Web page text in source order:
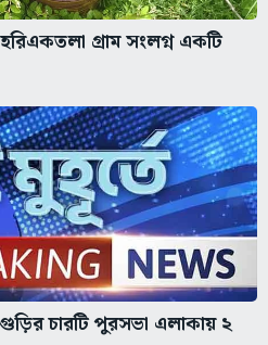
গ্রাম সংলগ্ন একটি
চারটি পুরসভা এলাকায় ২